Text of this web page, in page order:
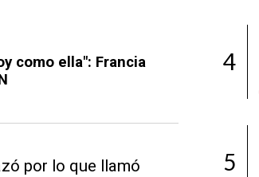
como ella": Francia
por lo que llamó
4
5